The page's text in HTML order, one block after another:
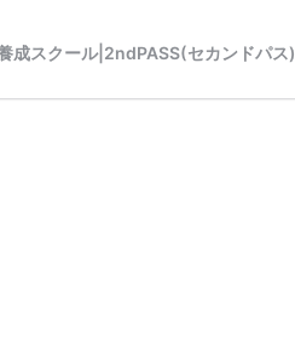
成スクール|2ndPASS(セカンドパス)